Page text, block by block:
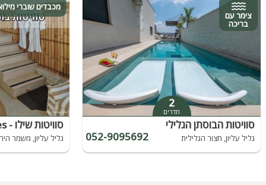
צימר עם
בריכה
2
חדרים
סוויטות הבוסתן הגלילי
גליל עליון, חצור הגלילית 052-9095692
מכבדים שוברי
סוויטות שילו - Shilo Suites
גליל עליון, משמר